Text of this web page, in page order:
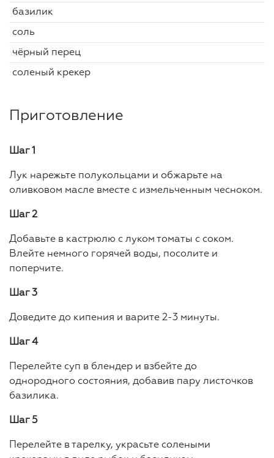
базилик
соль
чёрный перец
соленый крекер
Приготовление
Шаг 1
Лук нарежьте полукольцами и обжарьте на
оливковом масле вместе с измельченным чесноком.
Шаг 2
Добавьте в кастрюлю с луком томаты с соком.
Влейте немного горячей воды, посолите и
поперчите.
Шаг 3
Доведите до кипения и варите 2-3 минуты.
Шаг 4
Перелейте суп в блендер и взбейте до
однородного состояния, добавив пару листочков
базилика.
Шаг 5
Перелейте в тарелку, украсьте солеными